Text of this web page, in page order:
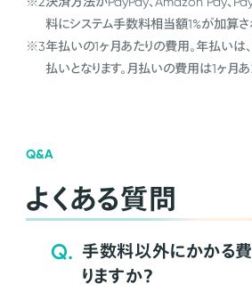
料にシステム手数料相当額1%が加算さ
※3年払いの1ヶ月あたりの費用。年払いは
払いとなります。月払いの費用は1ヶ月あ
Q&A
よくある質問
Q. 手数料以外にかかる
りますか？